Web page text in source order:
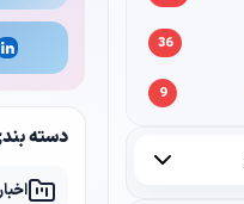
36
9
دسته